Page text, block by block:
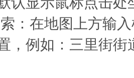
：在地图上方输
，例如：三里街